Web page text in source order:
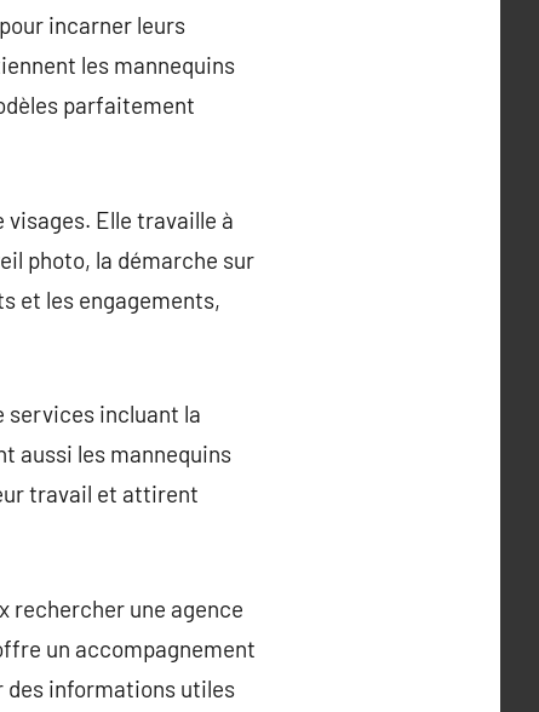
incarner leurs
les mannequins
parfaitement
visages. Elle travaille à
photo, la démarche sur
et les engagements,
services incluant la
aussi les mannequins
travail et attirent
rechercher une agence
un accompagnement
des informations utiles